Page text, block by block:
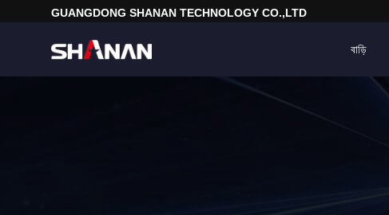
GUANGDONG SHANAN TECHNOLOGY CO.,LTD
বাড়ি